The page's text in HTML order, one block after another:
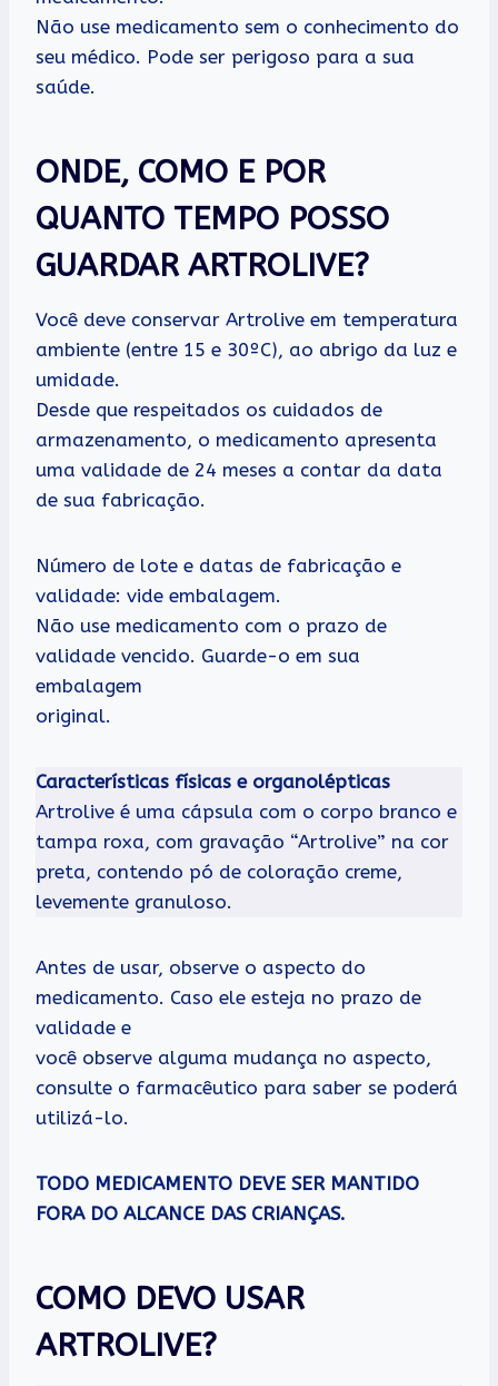
Não use medicamento sem o conhecimento do
seu médico. Pode ser perigoso para a sua
saúde.
ONDE, COMO E POR
QUANTO TEMPO POSSO
GUARDAR ARTROLIVE?
Você deve conservar Artrolive em temperatura
ambiente (entre 15 e 30ºC), ao abrigo da luz e
umidade.
Desde que respeitados os cuidados de
armazenamento, o medicamento apresenta
uma validade de 24 meses a contar da data
de sua fabricação.
Número de lote e datas de fabricação e
validade: vide embalagem.
Não use medicamento com o prazo de
validade vencido. Guarde-o em sua
embalagem
original.
Características físicas e organolépticas
Artrolive é uma cápsula com o corpo branco e
tampa roxa, com gravação “Artrolive” na cor
preta, contendo pó de coloração creme,
levemente granuloso.
Antes de usar, observe o aspecto do
medicamento. Caso ele esteja no prazo de
validade e
você observe alguma mudança no aspecto,
consulte o farmacêutico para saber se poderá
utilizá-lo.
TODO MEDICAMENTO DEVE SER MANTIDO
FORA DO ALCANCE DAS CRIANÇAS.
COMO DEVO USAR
ARTROLIVE?